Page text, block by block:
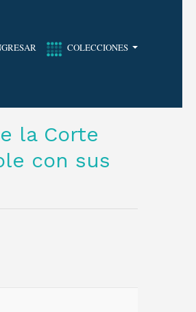
COLECCIONES
la Corte
con sus